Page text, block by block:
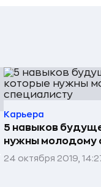
Карьера
5 навыков
нужны молодому
24 октября 2019,